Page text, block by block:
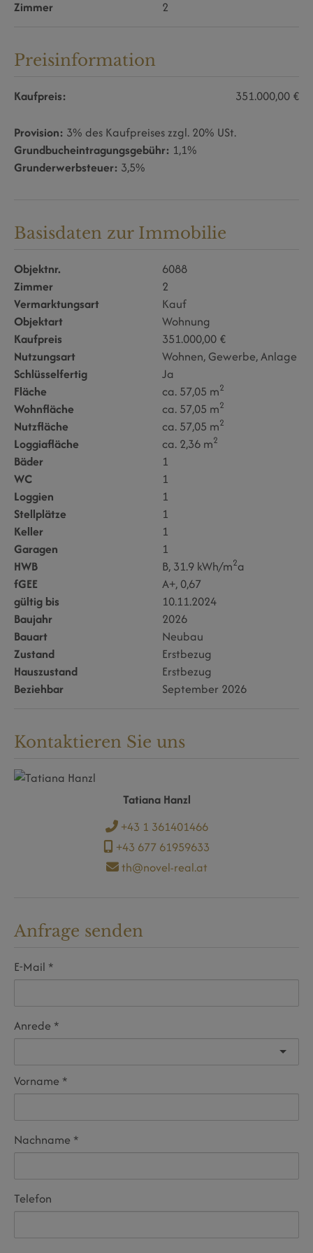
Zimmer 2
Preisinformation
Kaufpreis: 351.000,00 €
Provision: 3% des Kaufpreises zzgl. 20% USt.
Grundbucheintragungsgebühr: 1,1%
Grunderwerbsteuer: 3,5%
Basisdaten zur Immobilie
Objektnr.
6088
Zimmer
2
Vermarktungsart
Kauf
Objektart
Wohnung
Kaufpreis
351.000,00 €
Nutzungsart
Wohnen Gewerbe Anlage
Schlüsselfertig
Ja
Fläche
ca. 57,05 m2
Wohnfläche ca. 57,05 m2
Nutzfläche ca. 57,05 m2
Loggiafläche ca. 2,36 m2
Bäder
1
WC
1
Loggien
1
Stellplätze
1
Keller
1
Garagen
1
HWB
B, 31.9 kWh/m2a
fGEE
A+, 0,67
gültig bis
10.11.2024
Baujahr
2026
Bauart
Neubau
Zustand
Erstbezug
Hauszustand
Erstbezug
Beziehbar
September 2026
Kontaktieren Sie uns
Tatiana Hanzl
+43 1 361401466
+43 677 61959633
th@novel-real.at
Anfrage senden
E-Mail
Anrede
Vorname
Nachname
Telefon